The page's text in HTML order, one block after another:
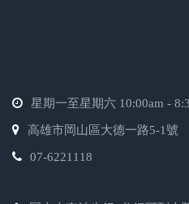
星期一至星期六 10:00am -
高雄市岡山區大德一路5-1號
07-6221118